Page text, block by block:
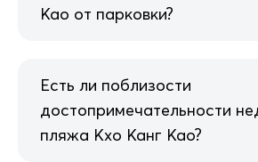
Као от парковки?
Есть ли поблизости
достопримечательности
пляжа Кхо Канг Као?